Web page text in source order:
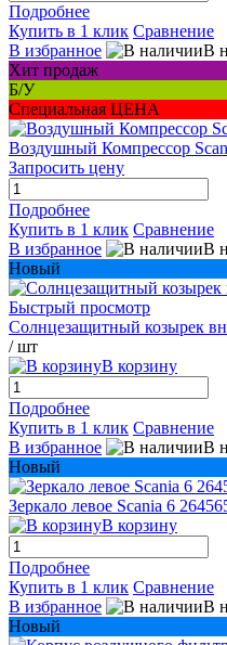
Подробнее
Купить в 1 клик Сравнение
В избранное
В
Хит продаж
Б/У
Специальная ЦЕНА
Воздушный Компрессор
Запросить цену
Подробнее
Купить в 1 клик Сравнение
В избранное
В
Новый
Быстрый просмотр
Солнцезащитный козырек
/ шт
В корзину
Подробнее
Купить в 1 клик Сравнение
В избранное
В
Новый
Зеркало левое Scania 6
В корзину
Подробнее
Купить в 1 клик Сравнение
В избранное
В
Новый